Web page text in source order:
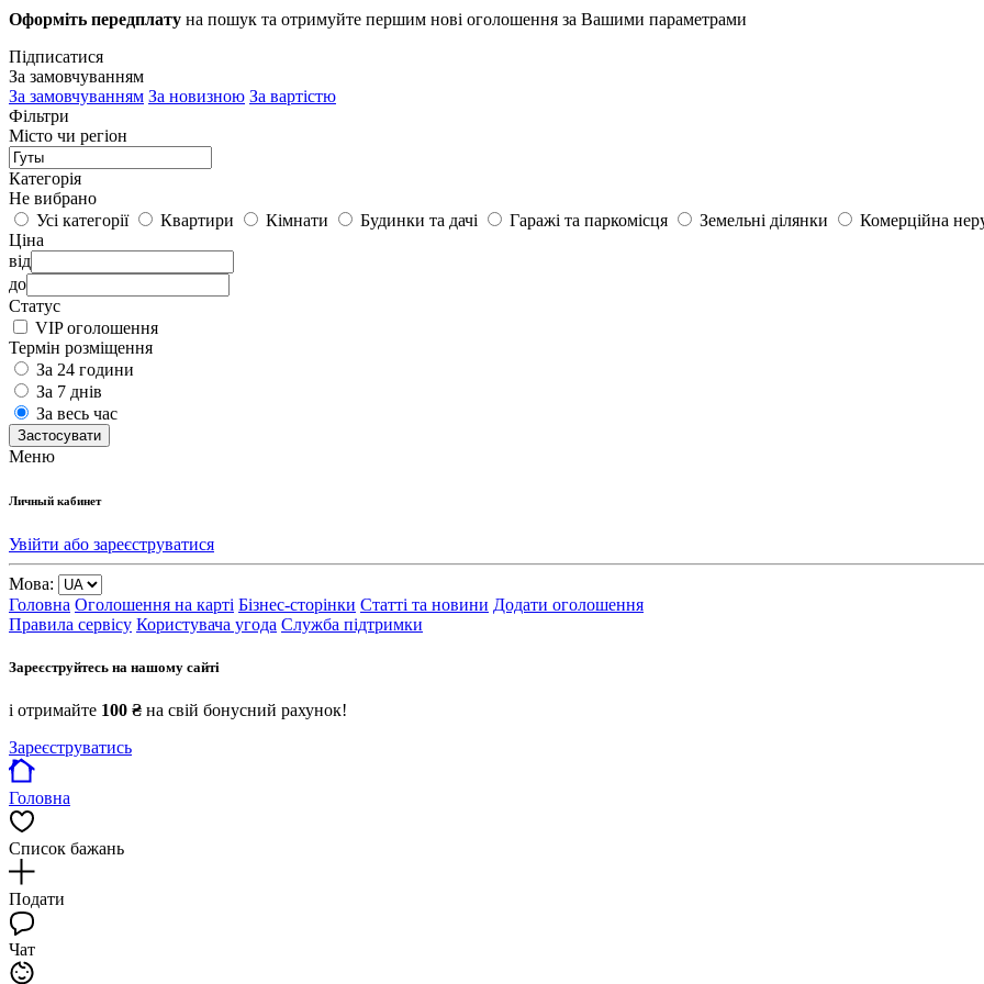
Оформіть передплату на пошук та отримуйте першим нові оголошення за Вашими параметрами
Підписатися
За замовчуванням
За замовчуванням За новизною За вартістю
Фільтри
Місто чи регіон
Категорія
Не вибрано
Усі категорії
Квартири Кімнати Будинки та дачі Гаражі та паркомісця Земельні ділянки
Комерційна
Ціна
від
до
Статус
VIP оголошення
Термін розміщення
За 24 години
За 7 днів
За весь час
Застосувати
Меню
Личный кабинет
Увійти або зареєструватися
Мова:
Головна Оголошення на карті Бізнес-сторінки Статті та новини Додати оголошення
Правила сервісу Користувача угода Служба підтримки
Зареєструйтесь на нашому сайті
і отримайте 100 ₴ на свій бонусний рахунок!
Зареєструватись
Головна
Список бажань
Подати
Чат